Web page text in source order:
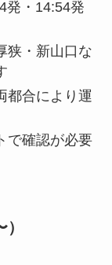
発・14:54発
狭・新山口な
都合により運
で確認が必要